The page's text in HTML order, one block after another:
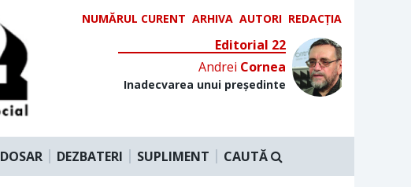
NUMĂRUL CURENT ARHIVA AUTORI REDACȚIA
Editorial 22
Andrei Cornea
Inadecvarea unui președinte
DOSAR DEZBATERI SUPLIMENT CAUTĂ